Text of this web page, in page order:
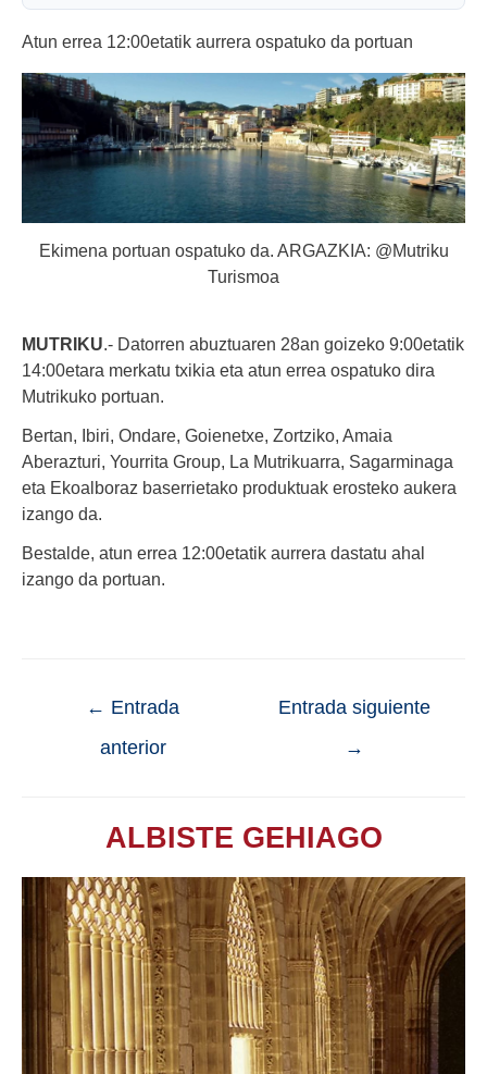
Atun errea 12:00etatik aurrera ospatuko da portuan
Ekimena portuan ospatuko da. ARGAZKIA: @Mutriku
Turismoa
MUTRIKU.- Datorren abuztuaren 28an goizeko 9:00etatik
14:00etara merkatu txikia eta atun errea ospatuko dira
Mutrikuko portuan.
Bertan, Ibiri, Ondare, Goienetxe, Zortziko, Amaia
Aberazturi, Yourrita Group, La Mutrikuarra, Sagarminaga
eta Ekoalboraz baserrietako produktuak erosteko aukera
izango da.
Bestalde, atun errea 12:00etatik aurrera dastatu ahal
izango da portuan.
← Entrada
anterior
Entrada siguiente
→
ALBISTE GEHIAGO